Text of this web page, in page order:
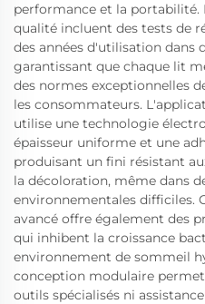
performance et la portabilité.
qualité incluent des tests de
des années d'utilisation dans
garantissant que chaque lit
des normes exceptionnelles
les consommateurs.
utilise une technologie
épaisseur uniforme et une
produisant un fini résistant
la décoloration, même dans
environnementales difficiles.
avancé offre également des
qui inhibent la croissance
environnement de sommeil
conception modulaire
outils spécialisés ni